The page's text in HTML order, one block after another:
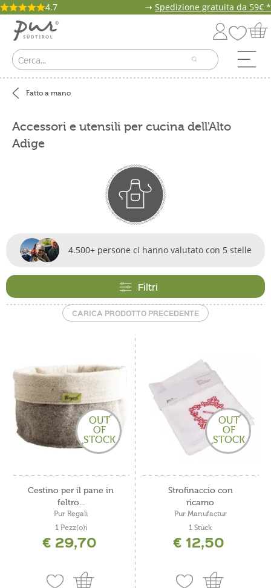
4.7 ➝ Spedizione gratuita da 59€ *
Fatto a mano
Accessori e utensili per cucina dell'Alto
Adige
4.500+ persone ci hanno valutato con 5 stelle
Filtri
CARICA PRODOTTO PRECEDENTE
OUT
OF
STOCK
Cestino per il pane in
feltro...
Pur Regali
1 Pezz(o)i
€ 29,70
OUT
OF
STOCK
Strofinaccio con
ricamo
Pur Manufactur
1 Stück
€ 12,50